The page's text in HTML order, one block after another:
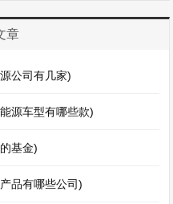
章
公司有几家)
源车型有哪些款)
基金)
品有哪些公司)